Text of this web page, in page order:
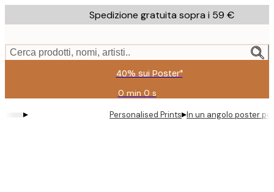
to
content.
Spedizione gratuita sopra i 59 €
Cerca prodotti, nomi, artisti..
40% sui Poster*
0 min 0 s
Valido
fino
a:
▸ Personalised Prints▸In un angolo poster